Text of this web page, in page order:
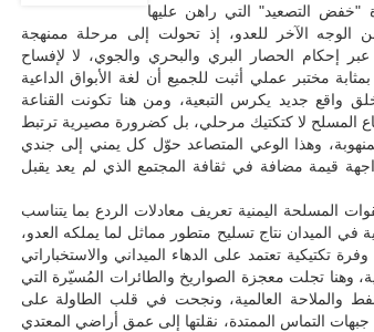
التصعيد" التي راهن عليها
الوجه الآخر للعدو، إذ تحولت إلى مرحلة ممنهجة
إحكام الحصار البري والبحري والجوي، لا لإفساح
مختبر عملي أثبت للجميع أن لغة الأبواق الداعية
واقع جديد يكرس التبعية، ومن هنا تكونت القناعة
المسلح لا كتكتيك مرحلي، بل كضرورة مصيرية ترتبط
وهذا الوعي المتصاعد حوّل كل يمني إلى جندي
قيمة مضافة في ثقافة المجتمع الذي لم يعد يقبل
المسلحة اليمنية تعريف معادلات الردع بما يتناسب
في الميدان نتاج تسليح متطور مماثل لما يملكه العدو،
تكتيكية تعتمد على الدهاء الميداني والاستخباراتي
وهنا تجلت معجزة الصواريخ والطائرات المُسيّرة التي
والملاحة العالمية، ونجحت في قلب الطاولة على
التماس الممتدة، نقلتها إلى عمق أراضي المعتدي